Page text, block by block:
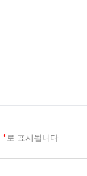
*로 표시됩니다